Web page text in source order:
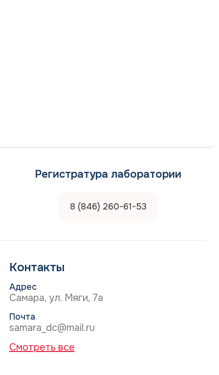
Регистратура лаборатории
8 (846) 260-61-53
Контакты
Адрес
Самара, ул. Мяги, 7а
Почта
samara_dc@mail.ru
Смотреть все